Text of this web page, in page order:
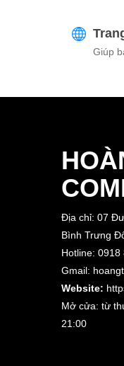
Giúp
Địa chỉ: 07
Bình Trưng
Hotline:
Gmail:
Website:
Mở cửa: từ
21:00